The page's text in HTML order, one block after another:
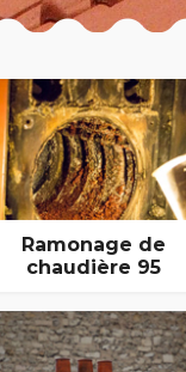
Ramonage de
chaudière 95